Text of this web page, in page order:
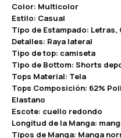
Color: Multicolor
Estilo: Casual
Tipo de Estampado:
Detalles: Raya lateral
Tipo de top: camiseta
Tipo de Bottom: Shorts
Tops Material: Tela
Tops Composición: 62%
Elastano
Escote: cuello redondo
Longitud de la Manga:
Tipos de Manga: Manga